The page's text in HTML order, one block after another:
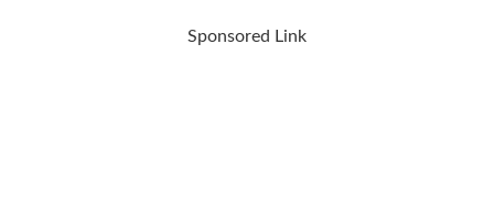
Sponsored Link